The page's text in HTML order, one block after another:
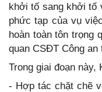
khởi tố sang khởi tố
phức tạp của vụ
hoàn toàn tôn trọng
quan CSĐT Công an
Trong giai đoạn này,
- Hợp tác chặt chẽ